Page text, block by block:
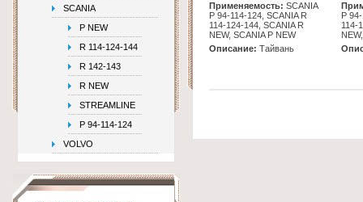
SCANIA
P NEW
R 114-124-144
R 142-143
R NEW
STREAMLINE
Р 94-114-124
VOLVO
Применяемость: SCANIA
Р 94-114-124, SCANIA R
114-124-144, SCANIA R
NEW, SCANIA P NEW
Описание: Тайвань
Р
114-